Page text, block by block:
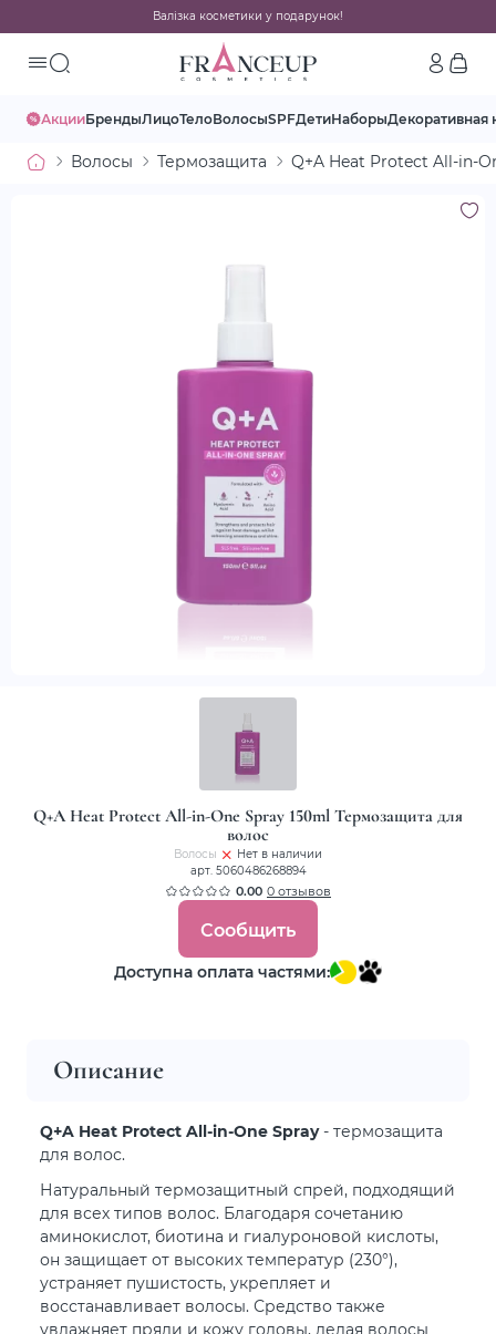
Валізка косметики у подарунок!
АкцииБрендыЛицоТелоВолосыSPFДетиНаборыДекоративная
Волосы Термозащита Q+A Heat Protect All-in-
Q+A Heat Protect All-in-One Spray 150ml Термозащита для
волос
Волосы
Нет в наличии
арт. 5060486268894
0.00 0 отзывов
Сообщить
Доступна оплата частями:
Описание
Q+A Heat Protect All-in-One Spray- термозащита
для волос.
Натуральный термозащитный спрей, подходящий
для всех типов волос. Благодаря сочетанию
аминокислот, биотина и гиалуроновой кислоты,
он защищает от высоких температур (230°),
устраняет пушистость, укрепляет и
восстанавливает волосы. Средство также
увлажняет пряди и кожу головы, делая волосы